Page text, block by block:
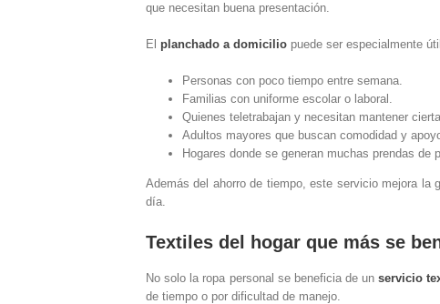
que necesitan buena presentación.
El planchado a domicilio puede ser especialmente
Personas con poco tiempo entre semana.
Familias con uniforme escolar o laboral.
Quienes teletrabajan y necesitan mantener
Adultos mayores que buscan comodidad y
Hogares donde se generan muchas prendas de
Además del ahorro de tiempo, este servicio mejora la
día.
Textiles del hogar que más se
No solo la ropa personal se beneficia de unservicio
de tiempo o por dificultad de manejo.